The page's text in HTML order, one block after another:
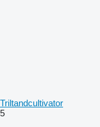
Triltandcultivator
5